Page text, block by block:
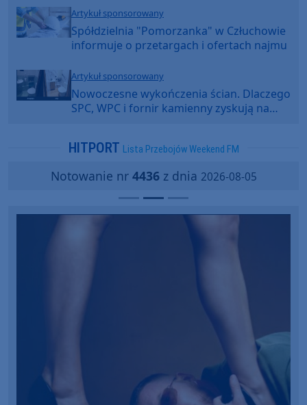
Artykuł sponsorowany
Spółdzielnia "Pomorzanka" w Człuchowie
informuje o przetargach i ofertach najmu
Artykuł sponsorowany
Nowoczesne wykończenia ścian. Dlaczego
SPC, WPC i fornir kamienny zyskują na
HITPORT Lista Przebojów Weekend FM
Notowanie nr 4436z dnia 2026-08-05